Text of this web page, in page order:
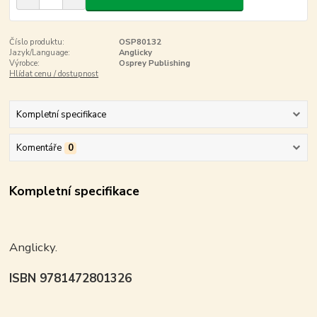
Číslo produktu:
OSP80132
Jazyk/Language:
Anglicky
Výrobce:
Osprey Publishing
Hlídat cenu / dostupnost
Kompletní specifikace
Komentáře 0
Kompletní specifikace
Anglicky.
ISBN 9781472801326